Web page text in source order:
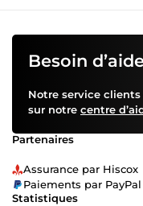
Besoin
Notre service
sur notre centre
Partenaires
Assurance par Hiscox
Paiements par
Statistiques